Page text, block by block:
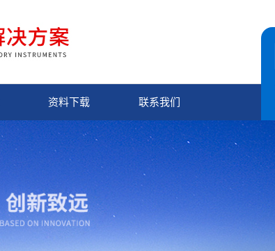
资料下载 联系我们